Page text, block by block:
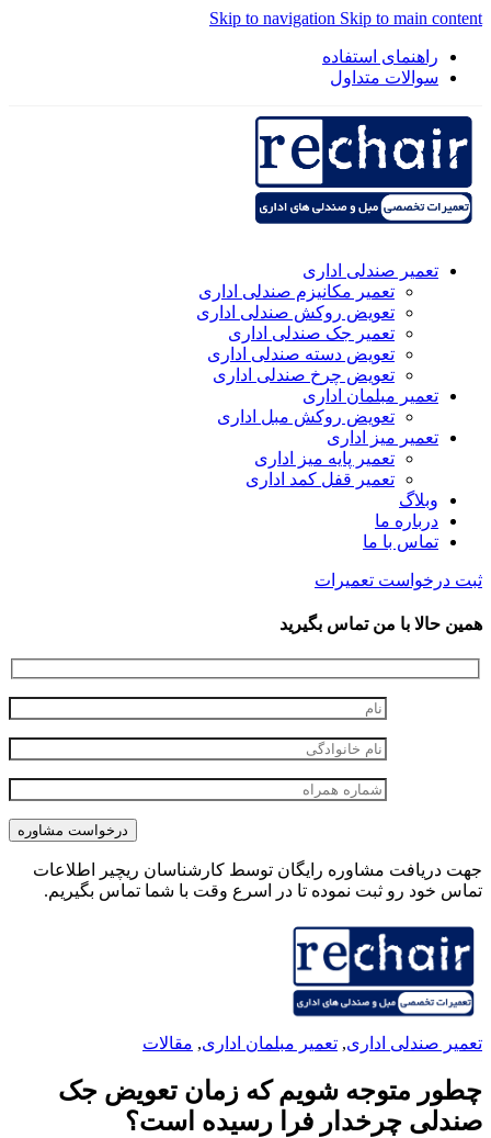
Skip to navigation Skip to main content
راهنمای استفاده
سوالات متداول
تعمیر صندلی اداری
تعمیر مکانیزم صندلی اداری
تعویض روکش صندلی اداری
تعمیر جک صندلی اداری
تعویض دسته صندلی اداری
تعویض چرخ صندلی اداری
تعمیر مبلمان اداری
تعویض روکش مبل اداری
تعمیر میز اداری
تعمیر پایه میز اداری
تعمیر قفل کمد اداری
وبلاگ
درباره ما
تماس با ما
ثبت درخواست تعمیرات
همین حالا با من تماس بگیرید
جهت دریافت مشاوره رایگان توسط کارشناسان ریچیر اطلاعات
تماس خود رو ثبت نموده تا در اسرع وقت با شما تماس بگیریم.
تعمیر صندلی اداری, تعمیر مبلمان اداری, مقالات
چطور متوجه شویم که زمان تعویض جک
صندلی چرخدار فرا رسیده است؟